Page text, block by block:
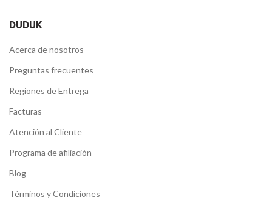
DUDUK
Acerca de nosotros
Preguntas frecuentes
Regiones de Entrega
Facturas
Atención al Cliente
Programa de afiliación
Blog
Términos y Condiciones